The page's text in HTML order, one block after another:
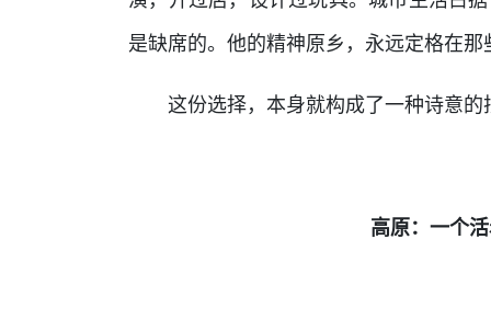
是缺席的。他的精神原乡，永远定格在
这份选择，本身就构成了一种诗意的
高原：一个